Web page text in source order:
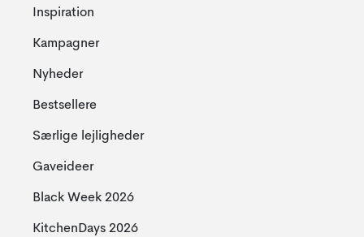
Inspiration
Kampagner
Nyheder
Bestsellere
Særlige lejligheder
Gaveideer
Black Week 2026
KitchenDays 2026